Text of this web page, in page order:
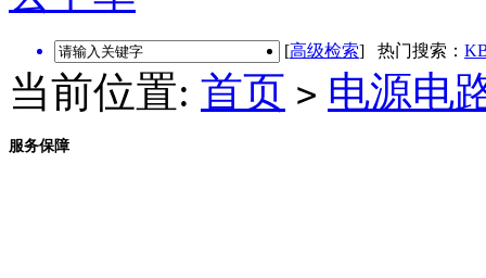
[高级检索] 热门搜索：
当前位置: 首页 > 电源电
服务保障